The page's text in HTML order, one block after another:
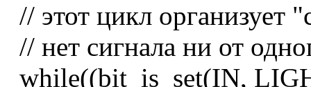
// этот цикл организует
// нет сигнала ни от
while((bit_is_set(IN,